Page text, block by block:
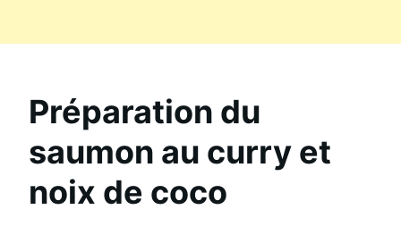
Préparation du
saumon au curry et
noix de coco